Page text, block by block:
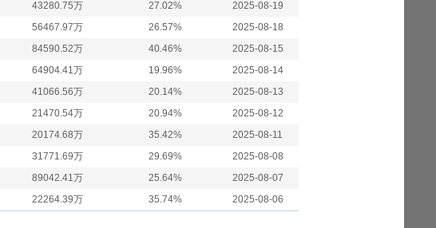
43280.75万 27.02%
2025-08-19
56467.97万 26.57%
2025-08-18
84590.52万 40.46%
2025-08-15
64904.41万 19.96%
2025-08-14
41066.56万 20.14%
2025-08-13
21470.54万 20.94%
2025-08-12
20174.68万 35.42%
2025-08-11
31771.69万 29.69%
2025-08-08
89042.41万 25.64%
2025-08-07
22264.39万 35.74% 2025-08-06